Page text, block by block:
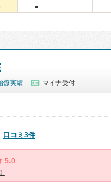
●
療実績 マイナ受付
口コミ3件
5.0